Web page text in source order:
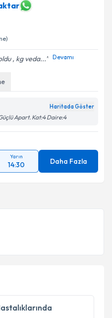
, kg veda... Devamı
Haritada Göster
Apart. Kat:4 Daire:4
Yarın
14:30 Daha Fazla